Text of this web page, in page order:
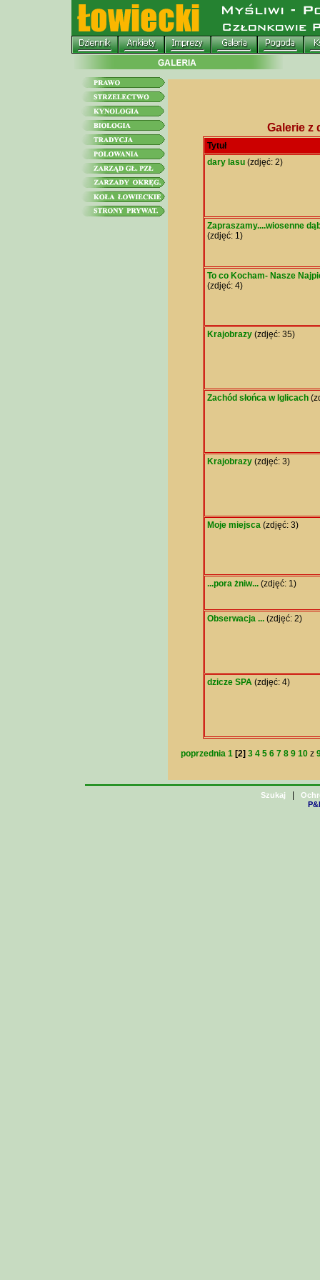
Galerie z
Tytuł
dary lasu(zdjęć: 2)
Zapraszamy....wiosenne
(zdjęć: 1)
To co Kocham- Nasze
(zdjęć: 4)
Krajobrazy(zdjęć: 35)
Zachód słońca w Iglicach
Krajobrazy(zdjęć: 3)
Moje miejsca(zdjęć: 3)
...pora żniw...(zdjęć: 1)
Obserwacja ...(zdjęć: 2)
dzicze SPA(zdjęć: 4)
poprzednia 1 [2] 3 4 5 6 7 8 9 10 z
Szukaj